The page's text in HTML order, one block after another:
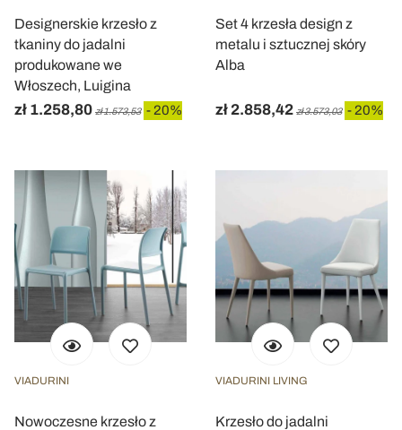
Designerskie krzesło z
tkaniny do jadalni
produkowane we
Włoszech, Luigina
zł 1.258,80 zł 1.573,53 - 20%
Set 4 krzesła design z
metalu i sztucznej skóry
Alba
zł 2.858,42 zł 3.573,03 - 20%
VIADURINI
Nowoczesne krzesło z
VIADURINI LIVING
Krzesło do jadalni